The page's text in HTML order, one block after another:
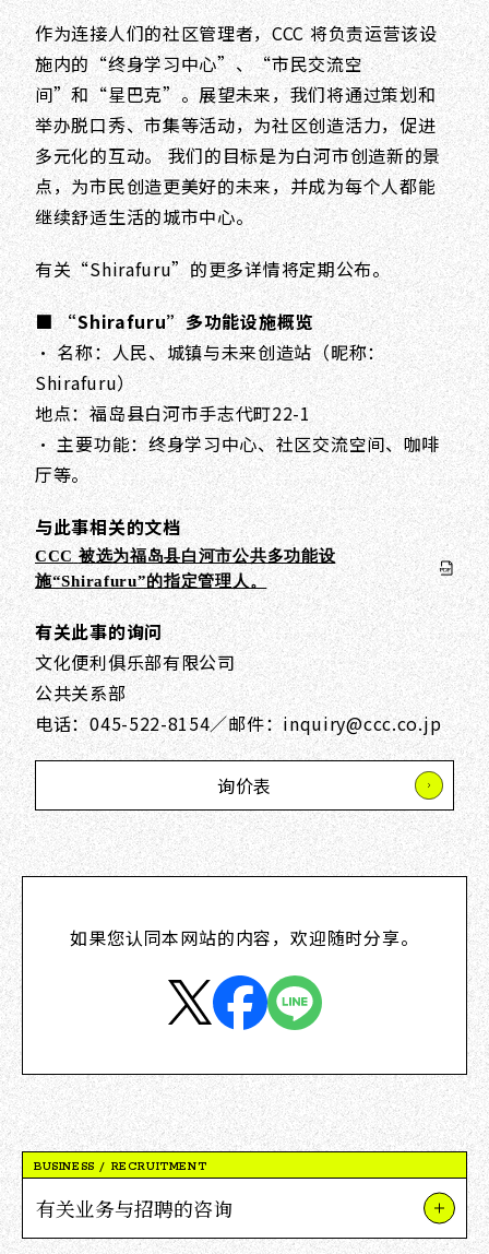
作为连接人们的社区管理者，CCC 将负责运营该设
施内的“终身学习中心”、“市民交流空
间”和“星巴克”。展望未来，我们将通过策划和
举办脱口秀、市集等活动，为社区创造活力，促进
多元化的互动。 我们的目标是为白河市创造新的景
点，为市民创造更美好的未来，并成为每个人都能
继续舒适生活的城市中心。
有关“Shirafuru”的更多详情将定期公布。
■ “Shirafuru”多功能设施概览
• 名称：人民、城镇与未来创造站（昵称：
Shirafuru）
地点：福岛县白河市手志代町22-1
• 主要功能：终身学习中心、社区交流空间、咖啡
厅等。
与此事相关的文档
CCC 被选为福岛县白河市公共多功能设
施“Shirafuru”的指定管理人。
有关此事的询问
文化便利俱乐部有限公司
公共关系部
电话：045-522-8154／邮件：inquiry@ccc.co.jp
询价表
如果您认同本网站的内容，欢迎随时分享。
BUSINESS / RECRUITMENT
有关业务与招聘的咨询